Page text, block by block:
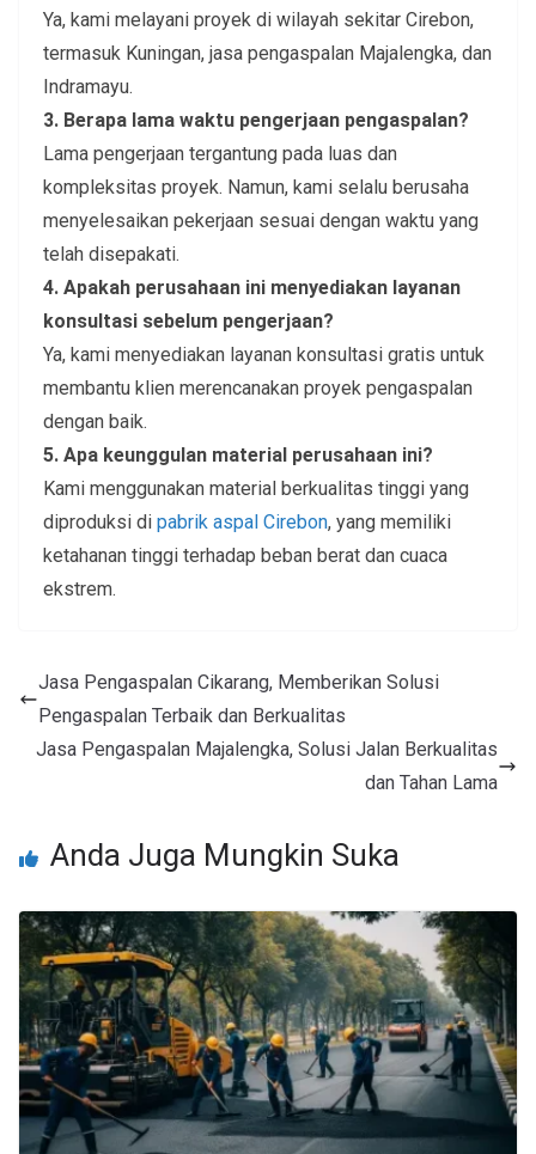
Ya, kami melayani proyek di wilayah sekitar Cirebon,
termasuk Kuningan, jasa pengaspalan Majalengka, dan
Indramayu.
3. Berapa lama waktu pengerjaan pengaspalan?
Lama pengerjaan tergantung pada luas dan
kompleksitas proyek. Namun, kami selalu berusaha
menyelesaikan pekerjaan sesuai dengan waktu yang
telah disepakati.
4. Apakah perusahaan ini menyediakan layanan
konsultasi sebelum pengerjaan?
Ya, kami menyediakan layanan konsultasi gratis untuk
membantu klien merencanakan proyek pengaspalan
dengan baik.
5. Apa keunggulan material perusahaan ini?
Kami menggunakan material berkualitas tinggi yang
diproduksi di pabrik aspal Cirebon, yang memiliki
ketahanan tinggi terhadap beban berat dan cuaca
ekstrem.
Jasa Pengaspalan Cikarang, Memberikan Solusi
Pengaspalan Terbaik dan Berkualitas
Jasa Pengaspalan Majalengka, Solusi Jalan Berkualitas
dan Tahan Lama
Anda Juga Mungkin Suka